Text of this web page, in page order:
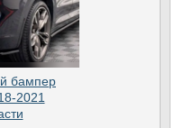
бампер
2021